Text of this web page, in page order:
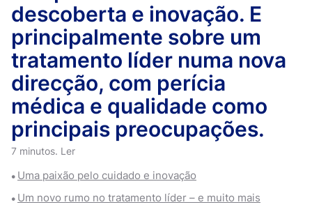
descoberta e inovação. E
principalmente sobre um
tratamento líder numa nova
direcção, com perícia
médica e qualidade como
principais preocupações.
7 minutos. Ler
Uma paixão pelo cuidado e inovação
Um novo rumo no tratamento líder – e muito mais